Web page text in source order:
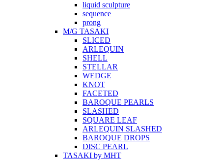
liquid sculpture
sequence
prong
M/G TASAKI
SLICED
ARLEQUIN
SHELL
STELLAR
WEDGE
KNOT
FACETED
BAROQUE PEARLS
SLASHED
SQUARE LEAF
ARLEQUIN SLASHED
BAROQUE DROPS
DISC PEARL
TASAKI by MHT